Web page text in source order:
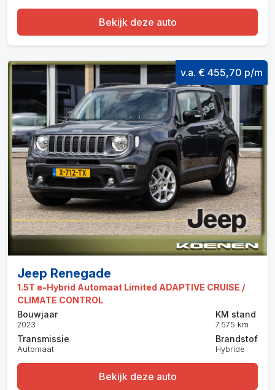
Bekijk deze auto
v.a. € 455,70 p/m
Jeep Renegade
1.5T e-Hybrid Automaat Limited ADAPTIVE CRUISE /
CLIMATE CONTROL
Bouwjaar
2023
Transmissie
Automaat
KM stand
7.575 km
Brandstof
Hybride
Bekijk deze auto